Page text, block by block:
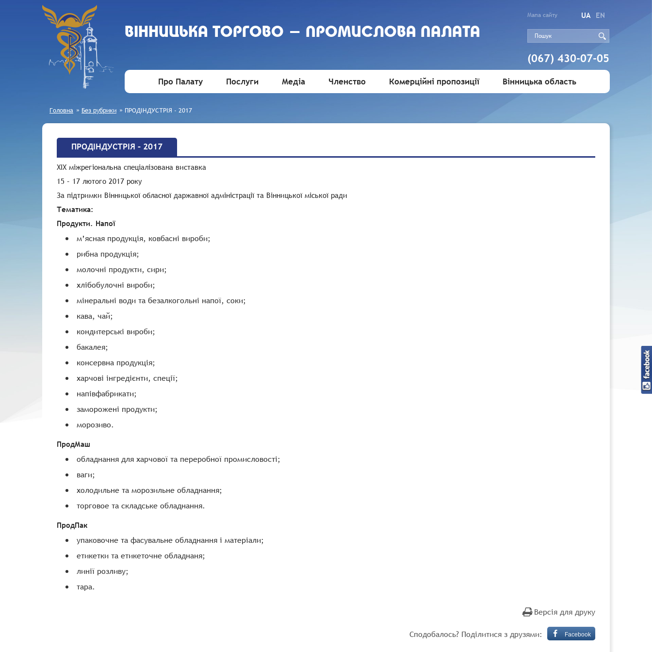
ВIННИЦЬКА ТОРГОВО - ПРОМИСЛОВА ПАЛАТА
Мапа сайту UA EN
(067) 430-07-05
Про Палату Послуги Медіа Членство Комерційні пропозиції Вінницька область
Головна » Без рубрики » ПРОДІНДУСТРІЯ - 2017
ПРОДІНДУСТРІЯ – 2017
ХIX міжрегіональна cпеціалізована виставка
15 – 17 лютого 2017 року
За підтримки Вінницької обласної даржавної адміністрації та Вінницької міської ради
Тематика:
Продукти. Напої
м’ясная продукція, ковбасні вироби;
рибна продукція;
молочні продукти, сири;
хлібобулочні вироби;
мінеральні води та безалкогольні напої, соки;
кава, чай;
кондитерські вироби;
бакалея;
консервна продукція;
харчові інгредієнти, спеції;
напівфабрикати;
заморожені продукти;
морозиво.
ПродМаш
обладнання для харчової та переробної промисловості;
ваги;
холодильне та морозильне обладнання;
торговое та складське обладнання.
ПродПак
упаковочне та фасувальне обладнання і матеріали;
етикетки та етикеточне обладнаня;
линії розливу;
тара.
Версія для друку
Сподобалось? Поділитися з друзями: Facebook